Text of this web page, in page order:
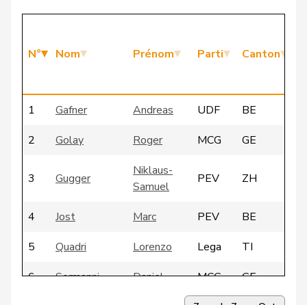
N° Nom Prénom Parti Canton
1 Gafner Andreas UDF
BE
2
Golay Roger MCG GE
3 Gugger
Niklaus-
Samuel
PEV ZH
4 Jost Marc PEV
BE
5
Quadri Lorenzo Lega
TI
6
Sormanni Daniel MCG
GE